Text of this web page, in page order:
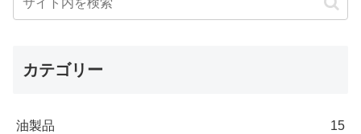
カテゴリー
油製品 15